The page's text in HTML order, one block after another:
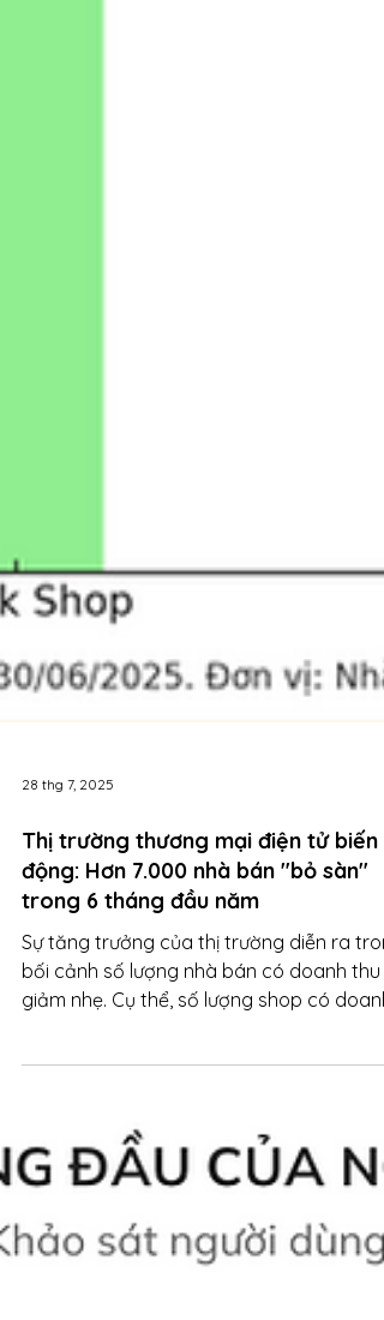
28 thg 7, 2025
Thị trường thương mại điện tử biến
động: Hơn 7.000 nhà bán "bỏ sàn"
trong 6 tháng đầu năm
Sự tăng trưởng của thị trường diễn ra